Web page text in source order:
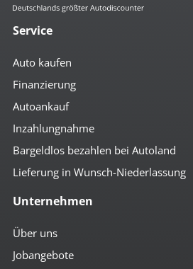
Service
Auto kaufen
Finanzierung
Autoankauf
Inzahlungnahme
Bargeldlos bezahlen bei Autoland
Lieferung in Wunsch-Niederlassung
Unternehmen
Über uns
Jobangebote